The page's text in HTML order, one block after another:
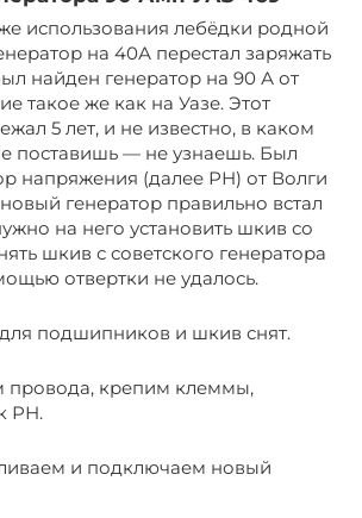
использования лебёдки родной
на 40А перестал заряжать
найден генератор на 90 А от
такое же как на Уазе. Этот
5 лет, и не известно, в каком
поставишь — не узнаешь. Был
напряжения (далее РН) от Волги
генератор правильно встал
на него установить шкив со
шкив с советского генератора
отвертки не удалось.
подшипников и шкив снят.
провода, крепим клеммы,
РН.
и подключаем новый